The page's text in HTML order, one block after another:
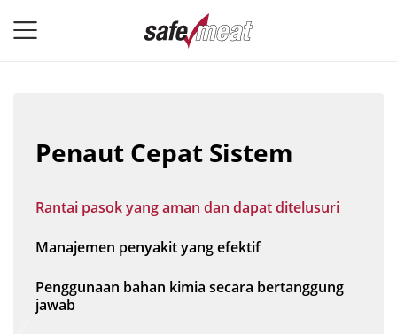
Penaut Cepat Sistem
Rantai pasok yang aman dan dapat ditelusuri
Manajemen penyakit yang efektif
Penggunaan bahan kimia secara bertanggung
jawab